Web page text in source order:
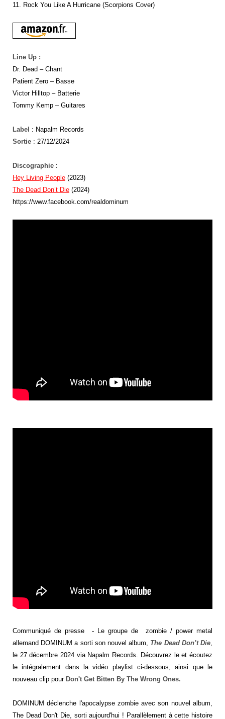
11. Rock You Like A Hurricane (Scorpions Cover)
Line Up :
Dr. Dead – Chant
Patient Zero – Basse
Victor Hilltop – Batterie
Tommy Kemp – Guitares
Label : Napalm Records
Sortie : 27/12/2024
Discographie :
Hey Living People (2023)
The Dead Don’t Die (2024)
https://www.facebook.com/realdominum
Communiqué de presse - Le groupe de zombie / power metal
allemand DOMINUM a sorti son nouvel album, The Dead Don’t Die
le 27 décembre 2024 via Napalm Records. Découvrez le et écoutez
le intégralement dans la vidéo playlist ci-dessous, ainsi que le
nouveau clip pour Don't Get Bitten By The Wrong Ones.
DOMINUM déclenche l'apocalypse zombie avec son nouvel album,
The Dead Don't Die, sorti aujourd'hui ! Parallèlement à cette histoire